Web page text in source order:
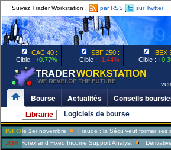
Suivez Trader Workstation ! par RSS sur Twitter
CAC 40 :
Cible : +0.77%
SBF 250 :
Cible : -1.44%
IBEX
Cible :
Bourse Actualités Conseils
Librairie Logiciels de bourse
INFO
novembre Fraude : la Sécu veut former ses agents à
JOB
and Fixed Income Support Analyst Derivatives Trading